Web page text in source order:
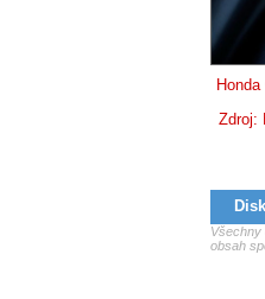
Zdroj:
Všechny
obsah